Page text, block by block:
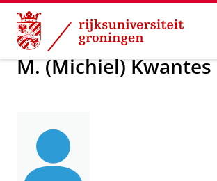
Skip
Content
Skip
Navigation
Over ons M. (Michiel) Kwantes
M. (Michiel) Kwantes